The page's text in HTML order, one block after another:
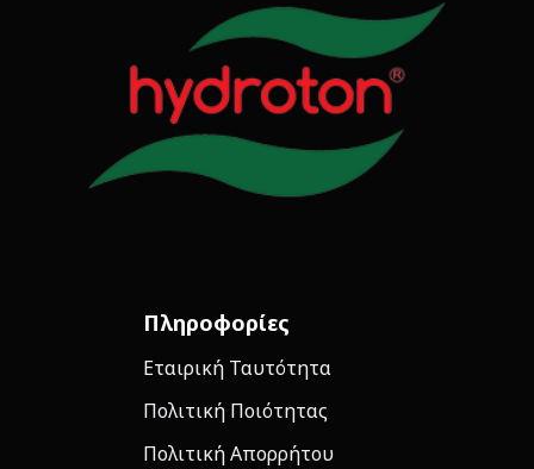
Πληροφορίες
Εταιρική Ταυτότητα
Πολιτική Ποιότητας
Πολιτική Απορρήτου